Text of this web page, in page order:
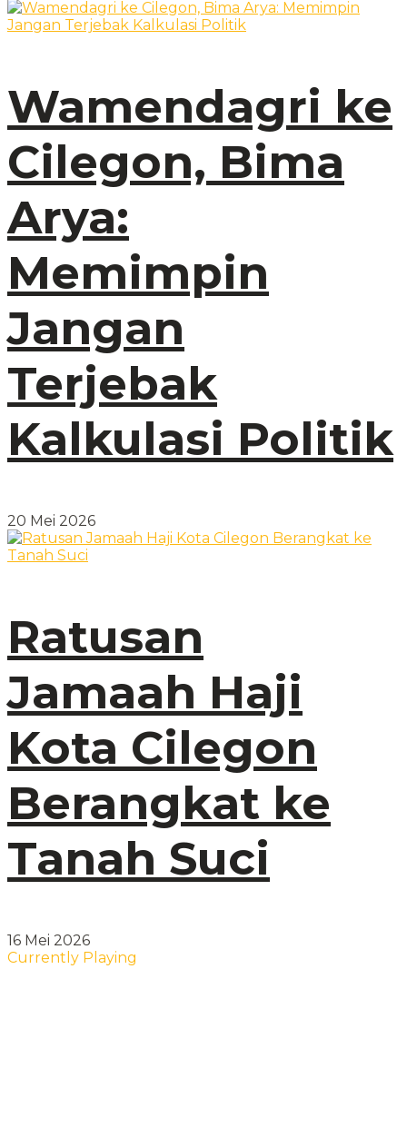
Wamendagri ke
Cilegon, Bima
Arya:
Memimpin
Jangan
Terjebak
Kalkulasi Politik
20 Mei 2026
Ratusan
Jamaah Haji
Kota Cilegon
Berangkat ke
Tanah Suci
16 Mei 2026
Currently Playing